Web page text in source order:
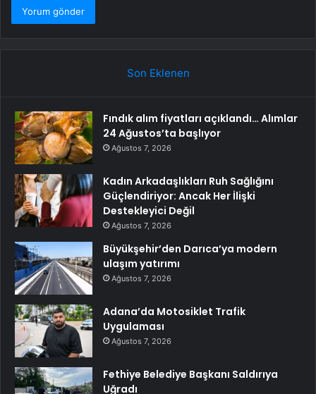
Son Eklenen
Fındık alım fiyatları açıklandı… Alımlar
24 Ağustos’ta başlıyor
Ağustos 7, 2026
Kadın Arkadaşlıkları Ruh Sağlığını
Güçlendiriyor: Ancak Her İlişki
Destekleyici Değil
Ağustos 7, 2026
Büyükşehir’den Darıca’ya modern
ulaşım yatırımı
Ağustos 7, 2026
Adana’da Motosiklet Trafik
Uygulaması
Ağustos 7, 2026
Fethiye Belediye Başkanı Saldırıya
Uğradı